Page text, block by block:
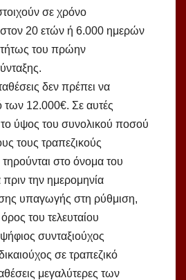
σε χρόνο
20 ετών ή 6.000 ημερών
του πρώην
δεν πρέπει να
των 12.000€. Σε αυτές
ύψος του συνολικού ποσού
τους τραπεζικούς
στο όνομα του
πριν την ημερομηνία
υπαγωγής στη ρύθμιση,
του τελευταίου
συνταξιούχος
σε τραπεζικό
μεγαλύτερες των